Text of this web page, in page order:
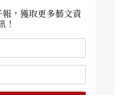
以單純舞台景象來強化
〉藉由舞台空間的切
時表達不一樣的情境。
想探討的議題，他透過
，獲取更多藝文資
！